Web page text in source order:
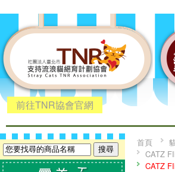
前往TNR協會官網
首頁
CATZ
CATZ